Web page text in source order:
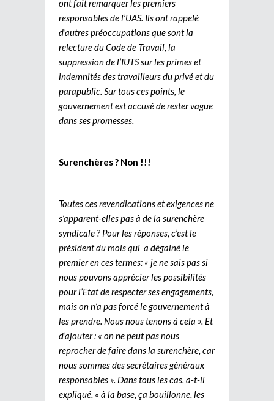
ont fait remarquer les premiers
responsables de l’UAS. Ils ont rappelé
d’autres préoccupations que sont la
relecture du Code de Travail, la
suppression de l’IUTS sur les primes et
indemnités des travailleurs du privé et du
parapublic. Sur tous ces points, le
gouvernement est accusé de rester vague
dans ses promesses.
Surenchères ? Non !!!
Toutes ces revendications et exigences ne
s’apparent-elles pas à de la surenchère
syndicale ? Pour les réponses, c’est le
président du mois qui a dégainé le
premier en ces termes: « je ne sais pas si
nous pouvons apprécier les possibilités
pour l’Etat de respecter ses engagements,
mais on n’a pas forcé le gouvernement à
les prendre. Nous nous tenons à cela ». Et
d’ajouter : « on ne peut pas nous
reprocher de faire dans la surenchère, car
nous sommes des secrétaires généraux
responsables ». Dans tous les cas, a-t-il
expliqué, « à la base, ça bouillonne, les